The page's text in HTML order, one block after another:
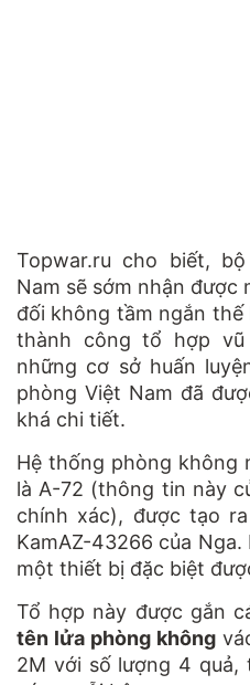
Topwar.ru cho biết,
Nam sẽ sớm nhận
đối không tầm ngắn thế
thành công tổ hợp
những cơ sở huấn
phòng Việt Nam đã
khá chi tiết.
Hệ thống phòng không
là A-72 (thông tin này
chính xác), được tạo
KamAZ-43266 của Nga.
một thiết bị đặc biệt
Tổ hợp này được gắn
tên lửa phòng không
2M với số lượng 4